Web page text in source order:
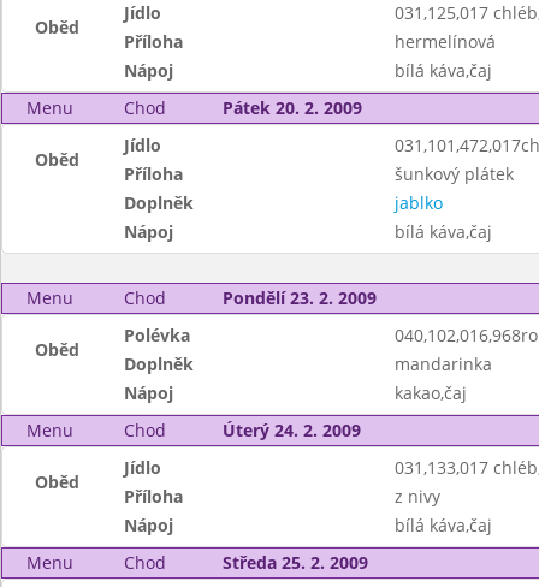
Oběd
Jídlo
031,125,017
Příloha
hermelínová
Nápoj
bílá káva,čaj
Menu
Chod Pátek 20. 2. 2009
Oběd
Jídlo
Příloha
šunkový plátek
Doplněk
jablko
Nápoj
bílá káva,čaj
Menu Chod Pondělí 23. 2. 2009
Oběd
Polévka
Doplněk
mandarinka
Nápoj
kakao,čaj
Menu
Chod Úterý 24. 2. 2009
Oběd
Jídlo
031,133,017
Příloha
z nivy
Nápoj
bílá káva,čaj
Menu
Chod Středa 25. 2. 2009